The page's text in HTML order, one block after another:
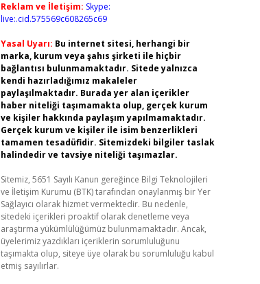
Reklam ve İletişim: Skype:
live:.cid.575569c608265c69
Yasal Uyarı: Bu internet sitesi, herhangi bir
marka, kurum veya şahıs şirketi ile hiçbir
bağlantısı bulunmamaktadır. Sitede yalnızca
kendi hazırladığımız makaleler
paylaşılmaktadır. Burada yer alan içerikler
haber niteliği taşımamakta olup, gerçek kurum
ve kişiler hakkında paylaşım yapılmamaktadır.
Gerçek kurum ve kişiler ile isim benzerlikleri
tamamen tesadüfidir. Sitemizdeki bilgiler taslak
halindedir ve tavsiye niteliği taşımazlar.
Sitemiz, 5651 Sayılı Kanun gereğince Bilgi Teknolojileri
ve İletişim Kurumu (BTK) tarafından onaylanmış bir Yer
Sağlayıcı olarak hizmet vermektedir. Bu nedenle,
sitedeki içerikleri proaktif olarak denetleme veya
araştırma yükümlülüğümüz bulunmamaktadır. Ancak,
üyelerimiz yazdıkları içeriklerin sorumluluğunu
taşımakta olup, siteye üye olarak bu sorumluluğu kabul
etmiş sayılırlar.